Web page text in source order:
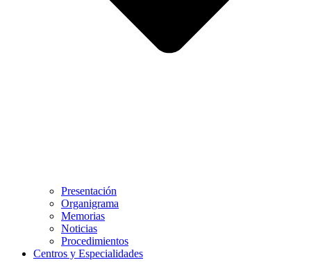
Presentación
Organigrama
Memorias
Noticias
Procedimientos
Centros y Especialidades